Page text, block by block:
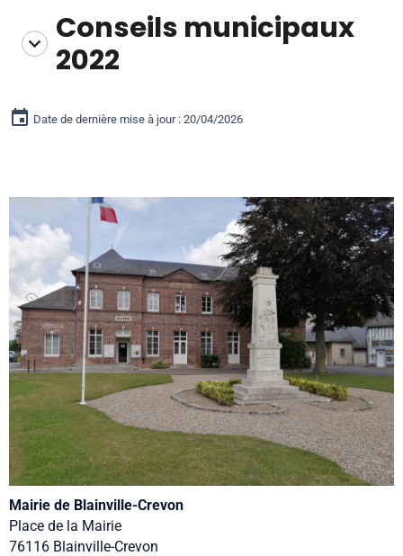
Conseils municipaux
2022
Date de dernière mise à jour : 20/04/2026
Mairie de Blainville-Crevon
Place de la Mairie
76116 Blainville-Crevon